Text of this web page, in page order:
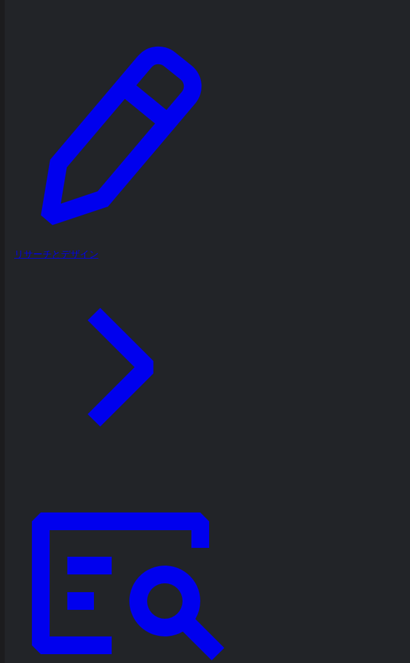
リサーチとデザイン